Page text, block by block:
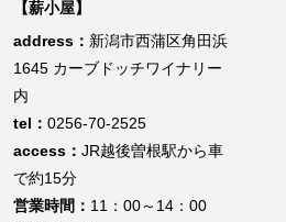
【薪小屋】
address： 新潟市西蒲区角田浜
1645 カーブドッチワイナリー
内
tel： 0256-70-2525
access： JR越後曽根駅から車
で約15分
営業時間： 11：00～14：00